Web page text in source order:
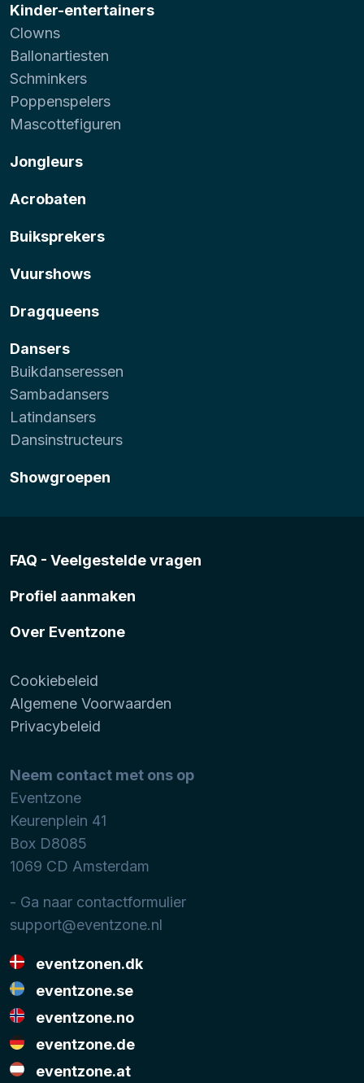
Kinder-entertainers
Clowns
Ballonartiesten
Schminkers
Poppenspelers
Mascottefiguren
Jongleurs
Acrobaten
Buiksprekers
Vuurshows
Dragqueens
Dansers
Buikdanseressen
Sambadansers
Latindansers
Dansinstructeurs
Showgroepen
FAQ - Veelgestelde vragen
Profiel aanmaken
Over Eventzone
Cookiebeleid
Algemene Voorwaarden
Privacybeleid
Neem contact met ons op
Eventzone
Keurenplein 41
Box D8085
1069 CD Amsterdam
- Ga naar contactformulier
support@eventzone.nl
eventzonen.dk
eventzone.se
eventzone.no
eventzone.de
eventzone.at